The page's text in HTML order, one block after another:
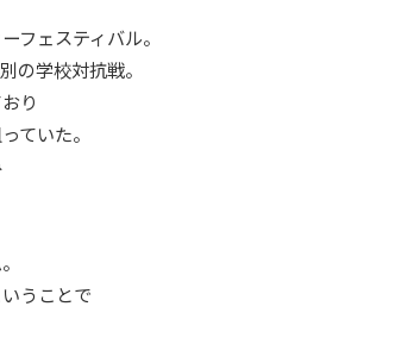
フェスティバル。
の学校対抗戦。
り
ていた。
うことで